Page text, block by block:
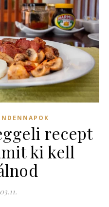
recept
ki kell